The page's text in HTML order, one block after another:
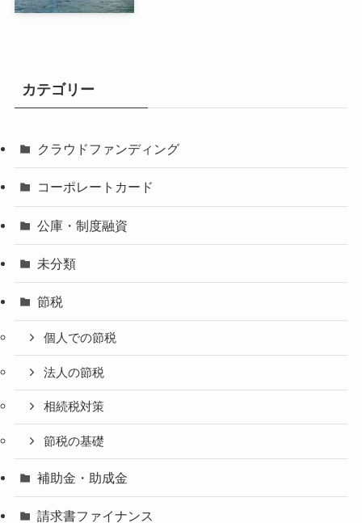
カテゴリー
クラウドファンディング
コーポレートカード
公庫・制度融資
未分類
節税
個人での節税
法人の節税
相続税対策
節税の基礎
補助金・助成金
請求書ファイナンス